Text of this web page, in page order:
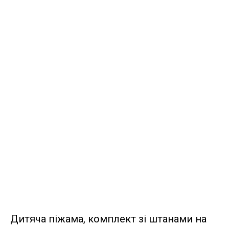
Дитяча піжама, комплект зі штанами на